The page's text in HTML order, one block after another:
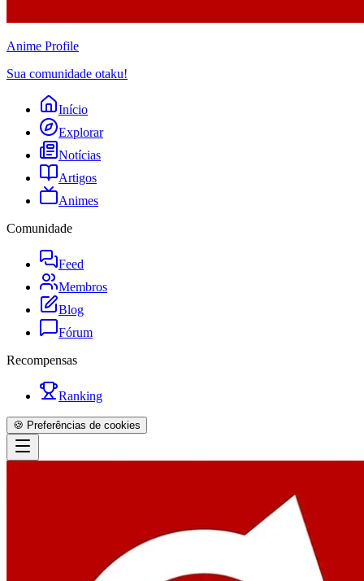
Anime Profile
Sua comunidade otaku!
Início
Explorar
Notícias
Artigos
Animes
Comunidade
Feed
Membros
Blog
Fórum
Recompensas
Ranking
🍪 Preferências de cookies